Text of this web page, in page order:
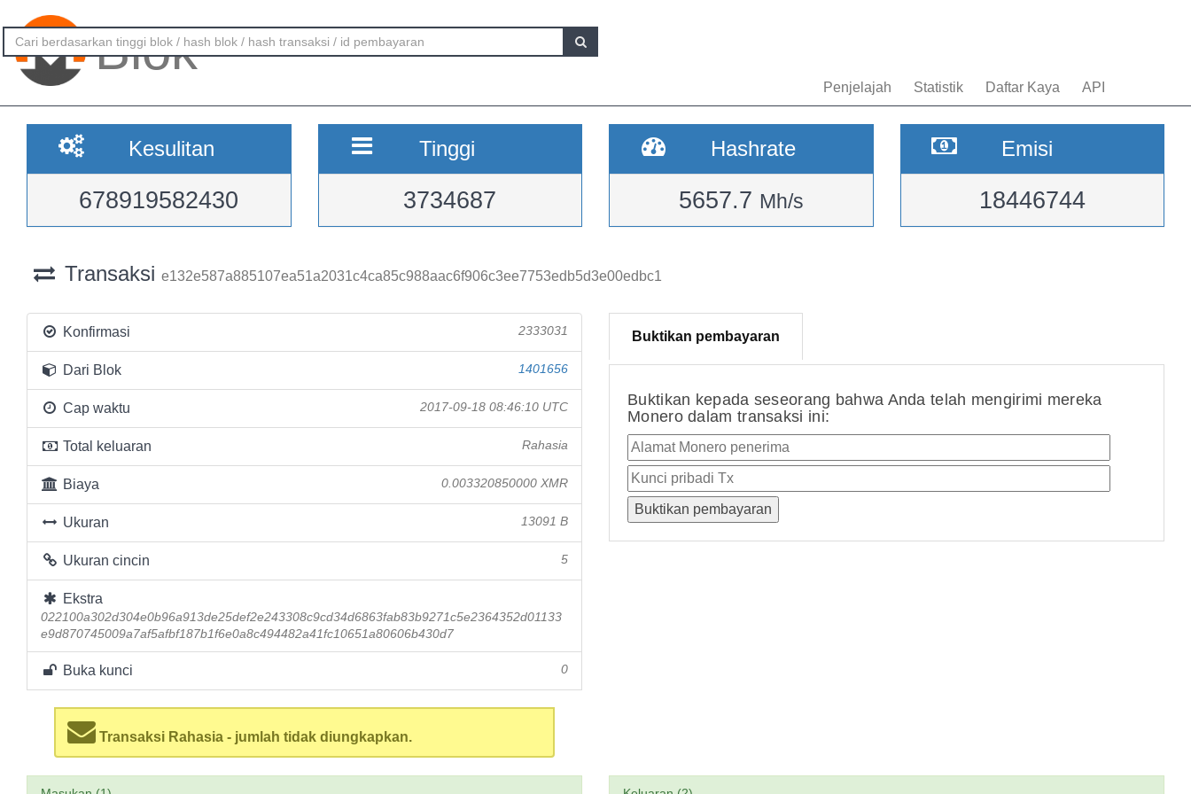
Blok
Penjelajah Statistik Daftar Kaya API
Kesulitan
678919582430
Tinggi
3734687
Hashrate
5657.7 Mh/s
Emisi
18446744
Transaksi e132e587a885107ea51a2031c4ca85c988aac6f906c3ee7753edb5d3e00edbc1
Konfirmasi 2333031
Dari Blok 1401656
Cap waktu 2017-09-18 08:46:10 UTC
Total keluaran Rahasia
Biaya 0.003320850000 XMR
Ukuran 13091 B
Ukuran cincin 5
Ekstra
022100a302d304e0b96a913de25def2e243308c9cd34d6863fab83b9271c5e2364352d01133
e9d870745009a7af5afbf187b1f6e0a8c494482a41fc10651a80606b430d7
Buka kunci 0
Transaksi Rahasia - jumlah tidak diungkapkan.
Buktikan pembayaran
Buktikan kepada seseorang bahwa Anda telah mengirimi mereka
Monero dalam transaksi ini: